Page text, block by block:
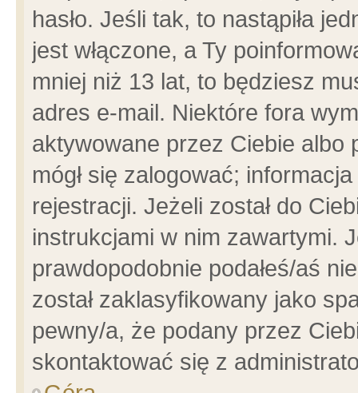
hasło. Jeśli tak, to nastąpiła
jest włączone, a Ty
mniej niż 13 lat, to będziesz
adres e-mail. Niektóre fora
aktywowane przez Ciebie albo
mógł się zalogować;
rejestracji. Jeżeli został do
instrukcjami w nim zawartymi.
prawdopodobnie podałeś/aś
został zaklasyfikowany jako
pewny/a, że podany przez
skontaktować się z